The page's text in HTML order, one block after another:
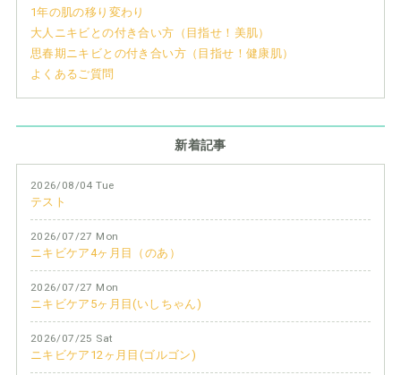
1年の肌の移り変わり
大人ニキビとの付き合い方（目指せ！美肌）
思春期ニキビとの付き合い方（目指せ！健康肌）
よくあるご質問
新着記事
2026/08/04 Tue
テスト
2026/07/27 Mon
ニキビケア4ヶ月目（のあ）
2026/07/27 Mon
ニキビケア5ヶ月目(いしちゃん)
2026/07/25 Sat
ニキビケア12ヶ月目(ゴルゴン)